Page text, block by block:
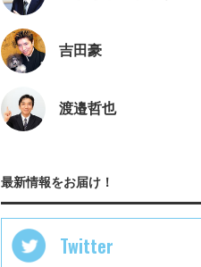
吉田豪
渡邉哲也
最新情報をお届け！
Twitter